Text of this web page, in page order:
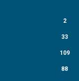
2
33
109
88